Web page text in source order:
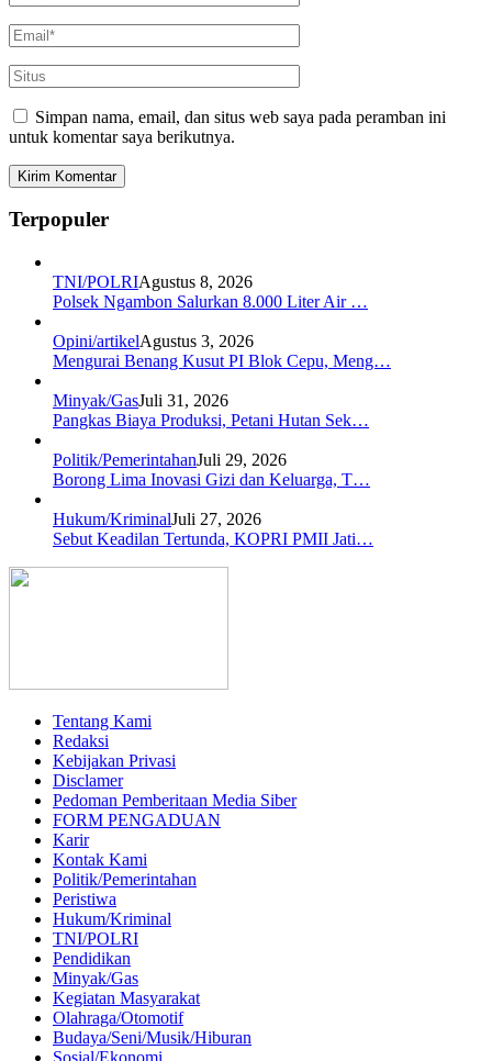
Simpan nama, email, dan situs web saya pada peramban ini
untuk komentar saya berikutnya.
Terpopuler
TNI/POLRIAgustus 8, 2026
Polsek Ngambon Salurkan 8.000 Liter Air …
Opini/artikelAgustus 3, 2026
Mengurai Benang Kusut PI Blok Cepu, Meng…
Minyak/GasJuli 31, 2026
Pangkas Biaya Produksi, Petani Hutan Sek…
Politik/PemerintahanJuli 29, 2026
Borong Lima Inovasi Gizi dan Keluarga, T…
Hukum/KriminalJuli 27, 2026
Sebut Keadilan Tertunda, KOPRI PMII Jati…
Tentang Kami
Redaksi
Kebijakan Privasi
Disclamer
Pedoman Pemberitaan Media Siber
FORM PENGADUAN
Karir
Kontak Kami
Politik/Pemerintahan
Peristiwa
Hukum/Kriminal
TNI/POLRI
Pendidikan
Minyak/Gas
Kegiatan Masyarakat
Olahraga/Otomotif
Budaya/Seni/Musik/Hiburan
Sosial/Ekonomi